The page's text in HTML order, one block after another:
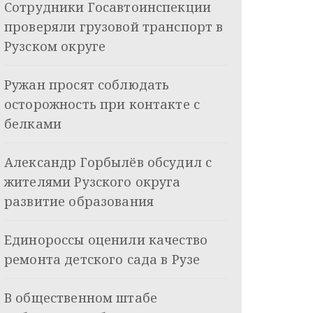
Сотрудники Госавтоинспекции
проверяли грузовой транспорт в
Рузском округе
Ружан просят соблюдать
осторожность при контакте с
белками
Александр Горбылёв обсудил с
жителями Рузского округа
развитие образования
Единороссы оценили качество
ремонта детского сада в Рузе
В общественном штабе